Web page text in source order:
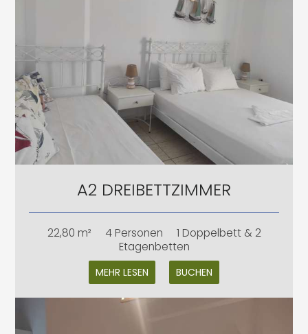
A2 DREIBETTZIMMER
22,80 m² 4 Personen
1 Doppelbett & 2
Etagenbetten
MEHR LESEN BUCHEN